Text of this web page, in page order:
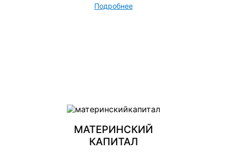
Подробнее
МАТЕРИНСКИЙ
КАПИТАЛ